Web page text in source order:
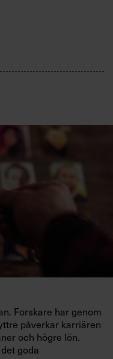
Forskare har genom
påverkar karriären
och högre lön.
goda